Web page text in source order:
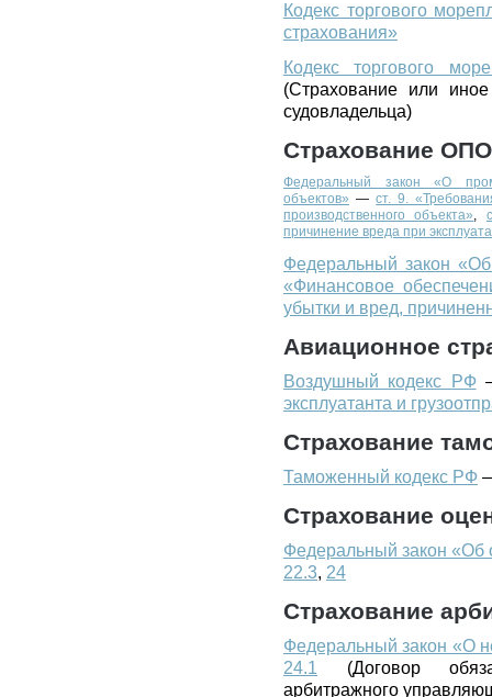
Кодекс торгового
страхования»
Кодекс торгового
(Страхование или иное
судовладельца)
Страхование ОПО
Федеральный закон «О
объектов» —ст. 9.
производственного объекта»,
причинение вреда при
Федеральный закон
«Финансовое
убытки и вред,
Авиационное
Воздушный кодекс РФ
эксплуатанта и
Страхование
Таможенный кодекс РФ
Страхование
Федеральный закон «Об
22.3, 24
Страхование
Федеральный закон «О
24.1 (Договор
арбитражного